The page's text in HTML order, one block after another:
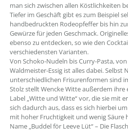
man sich zwischen allen Köstlichkeiten
Tiefer im Geschäft gibt es zum Beispiel
handbedruckten Rodeopfeffer bis hin
Gewürze für jeden Geschmack.
ebenso zu entdecken, so wie den
verschiedensten Varianten.
Von Schoko-Nudeln bis Curry-Pasta,
Waldmeister-Essig ist alles dabei. Selbst
unterschiedlichen Frisurenformen sind
Stolz stellt Wencke Witte außerdem ihre
Label „Witte und Witte“ vor, die sie mit
sich dadurch aus, dass es sich hierbei
mit hoher Fruchtigkeit und wenig Säure
Name „Buddel för Leeve Lüt“ – Die